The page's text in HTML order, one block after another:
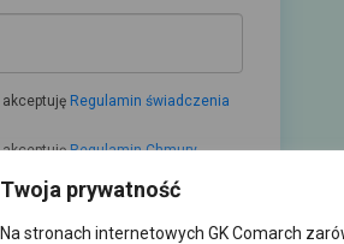
Twoja prywatność
Na stronach internetowych GK Comarch